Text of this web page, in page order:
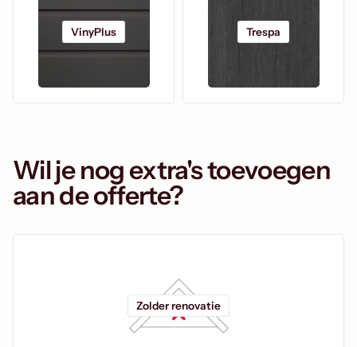
VinyPlus Trespa
Wil je nog extra's toevoegen
aan de offerte?
Zolder renovatie